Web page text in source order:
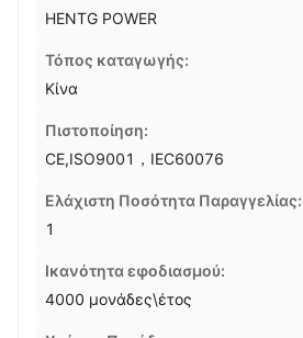
HENTG POWER
Τόπος καταγωγής:
Κίνα
Πιστοποίηση:
CE,ISO9001，IEC60076
Ελάχιστη Ποσότητα Παραγγελίας:
1
Ικανότητα εφοδιασμού:
4000 μονάδες\έτος